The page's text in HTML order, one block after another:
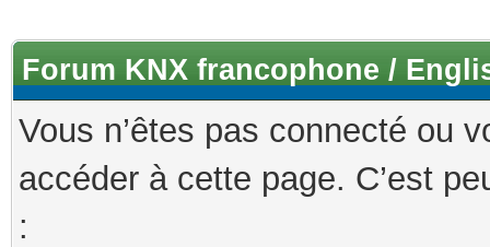
Forum KNX francophone /
Vous n’êtes pas connecté ou
accéder à cette page. C’est
: